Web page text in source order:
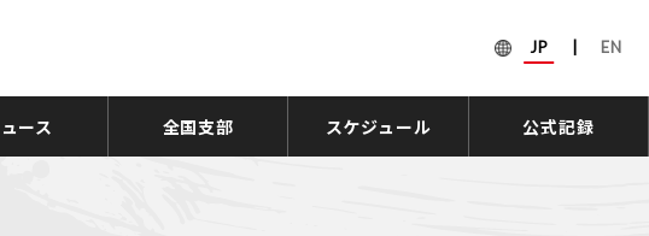
JP EN
ース 全国支部 スケジュール 公式記録